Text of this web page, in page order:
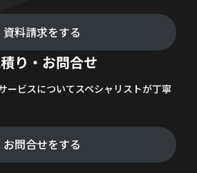
資料請求をする
り・お問合せ
ービスについてスペシャリストが丁寧
お問合せをする